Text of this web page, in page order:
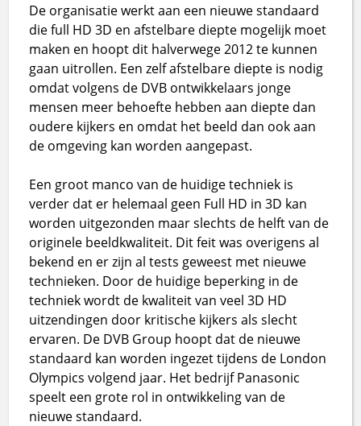
De organisatie werkt aan een nieuwe standaard
die full HD 3D en afstelbare diepte mogelijk moet
maken en hoopt dit halverwege 2012 te kunnen
gaan uitrollen. Een zelf afstelbare diepte is nodig
omdat volgens de DVB ontwikkelaars jonge
mensen meer behoefte hebben aan diepte dan
oudere kijkers en omdat het beeld dan ook aan
de omgeving kan worden aangepast.
Een groot manco van de huidige techniek is
verder dat er helemaal geen Full HD in 3D kan
worden uitgezonden maar slechts de helft van de
originele beeldkwaliteit. Dit feit was overigens al
bekend en er zijn al tests geweest met nieuwe
technieken. Door de huidige beperking in de
techniek wordt de kwaliteit van veel 3D HD
uitzendingen door kritische kijkers als slecht
ervaren. De DVB Group hoopt dat de nieuwe
standaard kan worden ingezet tijdens de London
Olympics volgend jaar. Het bedrijf Panasonic
speelt een grote rol in ontwikkeling van de
nieuwe standaard.